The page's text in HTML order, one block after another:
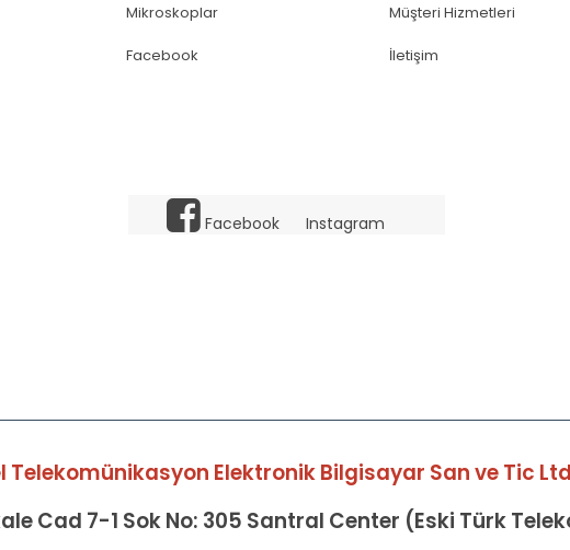
Mikroskoplar
Facebook
Müşteri Hizmetleri
İletişim
Facebook Instagram
Telekomünikasyon Elektronik Bilgisayar San ve Tic
Cad 7-1 Sok No: 305 Santral Center (Eski Türk